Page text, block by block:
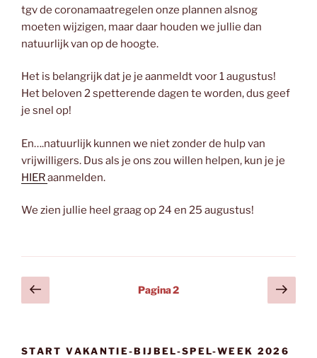
tgv de coronamaatregelen onze plannen alsnog
moeten wijzigen, maar daar houden we jullie dan
natuurlijk van op de hoogte.
Het is belangrijk dat je je aanmeldt voor 1 augustus!
Het beloven 2 spetterende dagen te worden, dus geef
je snel op!
En….natuurlijk kunnen we niet zonder de hulp van
vrijwilligers. Dus als je ons zou willen helpen, kun je je
HIERaanmelden.
We zien jullie heel graag op 24 en 25 augustus!
Berichten
paginering
Vorige
pagina
Pagina2
START VAKANTIE-BIJBEL-SPEL-WEEK 2026